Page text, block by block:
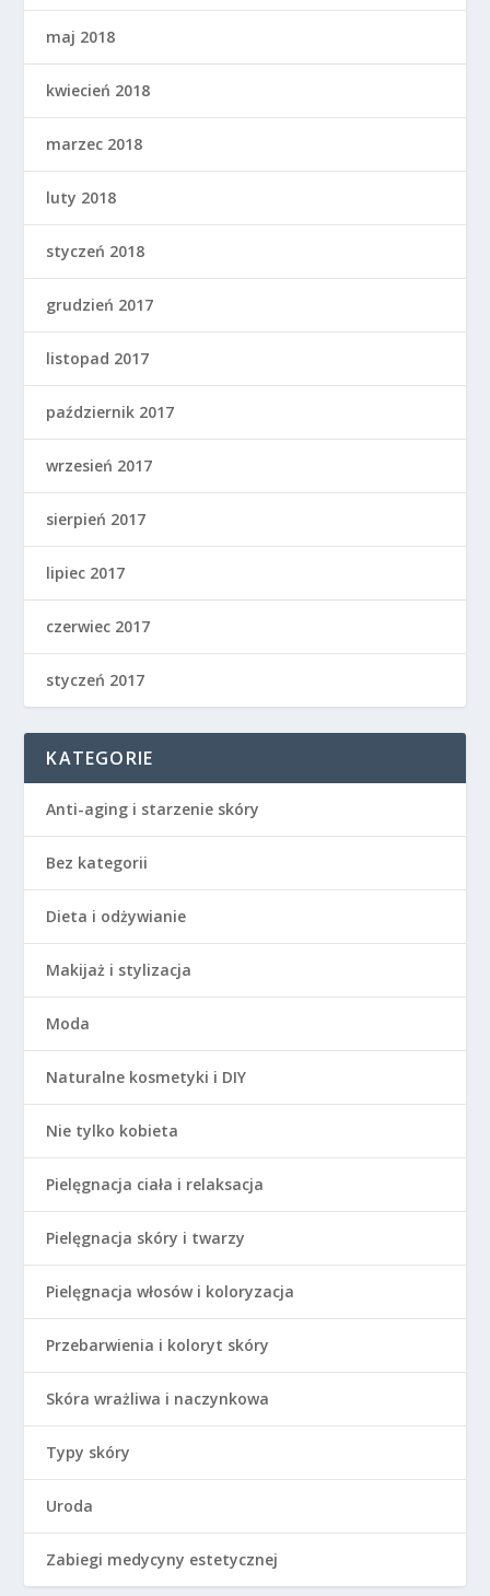
maj 2018
kwiecień 2018
marzec 2018
luty 2018
styczeń 2018
grudzień 2017
listopad 2017
październik 2017
wrzesień 2017
sierpień 2017
lipiec 2017
czerwiec 2017
styczeń 2017
KATEGORIE
Anti-aging i starzenie skóry
Bez kategorii
Dieta i odżywianie
Makijaż i stylizacja
Moda
Naturalne kosmetyki i DIY
Nie tylko kobieta
Pielęgnacja ciała i relaksacja
Pielęgnacja skóry i twarzy
Pielęgnacja włosów i koloryzacja
Przebarwienia i koloryt skóry
Skóra wrażliwa i naczynkowa
Typy skóry
Uroda
Zabiegi medycyny estetycznej